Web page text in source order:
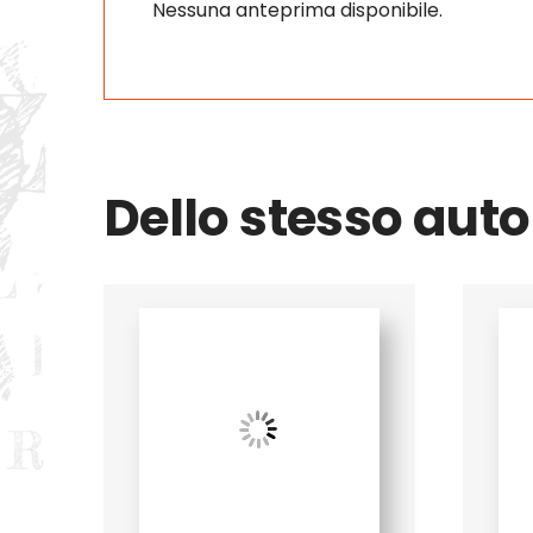
Nessuna anteprima disponibile.
Dello stesso